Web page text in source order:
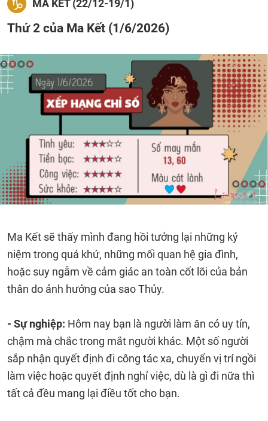
MA KẾT (22/12-19/1)
Thứ 2 của Ma Kết (1/6/2026)
Ma Kết sẽ thấy mình đang hồi tưởng lại những kỷ
niệm trong quá khứ, những mối quan hệ gia đình,
hoặc suy ngẫm về cảm giác an toàn cốt lõi của bản
thân do ảnh hưởng của sao Thủy.
- Sự nghiệp: Hôm nay bạn là người làm ăn có uy tín,
chậm mà chắc trong mắt người khác. Một số người
sắp nhận quyết định đi công tác xa, chuyển vị trí ngồi
làm việc hoặc quyết định nghỉ việc, dù là gì đi nữa thì
tất cả đều mang lại điều tốt cho bạn.